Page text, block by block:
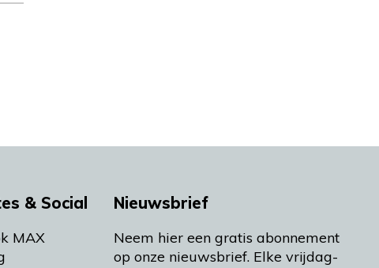
& Social
MAX
Nieuwsbrief
Neem hier een gratis abonnement
op onze nieuwsbrief. Elke vrijdag-